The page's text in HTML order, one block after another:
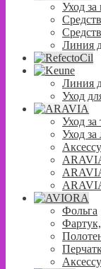
Уход за
Линия
Линия
Уход
Уход за
Уход
Фольга